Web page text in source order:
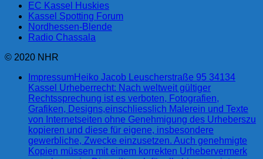
EC Kassel Huskies
Kassel Spotting Forum
Nordhessen-Blende
Radio Chassala
© 2020 NHR
ImpressumHeiko Jacob Leuscherstraße 95 34134
Kassel Urheberrecht: Nach weltweit gültiger
Rechtssprechung ist es verboten, Fotografien,
Grafiken, Designs,einschliesslich Malerein und Texte
von Internetseiten ohne Genehmigung des Urheberszu
kopieren und diese für eigene, insbesondere
gewerbliche, Zwecke einzusetzen. Auch genehmigte
Kopien müssen mit einem korrekten Urhebervermerk